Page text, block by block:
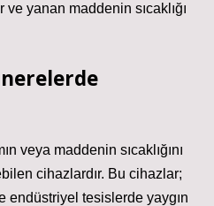
yanan maddenin sıcaklığı
veya maddenin sıcaklığını
cihazlardır. Bu cihazlar;
endüstriyel tesislerde yaygın